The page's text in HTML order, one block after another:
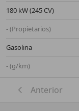
180 kW (245 CV)
- (Propietarios)
Gasolina
- (g/km)
Anterior